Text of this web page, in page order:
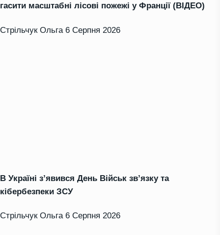
гасити масштабні лісові пожежі у Франції (ВІДЕО)
Стрільчук Ольга 6 Серпня 2026
В Україні з’явився День Військ зв’язку та
кібербезпеки ЗСУ
Стрільчук Ольга 6 Серпня 2026